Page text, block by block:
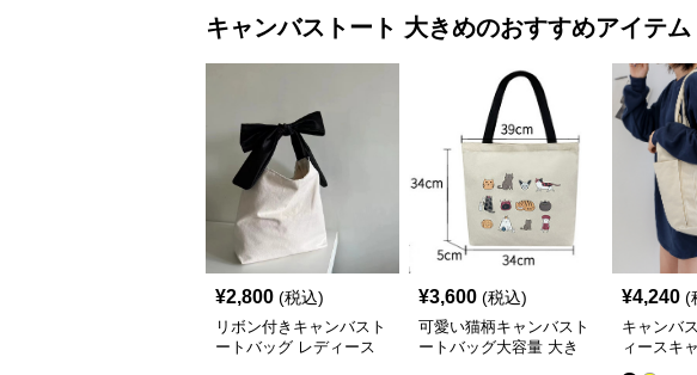
キャンバストート 大きめのおすすめアイテム
¥2,800 (税込)
リボン付きキャンバスト
ートバッグ レディース
¥3,600 (税込)
可愛い猫柄キャンバスト
ートバッグ大容量 大き
¥4,240 (
キャンバ
ィースキ